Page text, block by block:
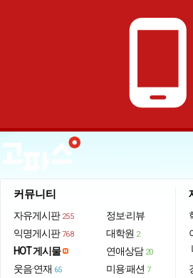
phone_android
커뮤니티
자유게시판 255
익명게시판 768
HOT 게시물
웃음·연재 65
정보·리뷰
대학원 2
연애상담 20
미용·패션 7